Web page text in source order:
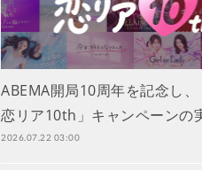
ABEMA開局10周年を記念し、
恋リア10th」キャンペーンの
2026.07.22 03:00